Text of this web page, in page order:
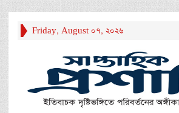
Friday, August 07, 2026